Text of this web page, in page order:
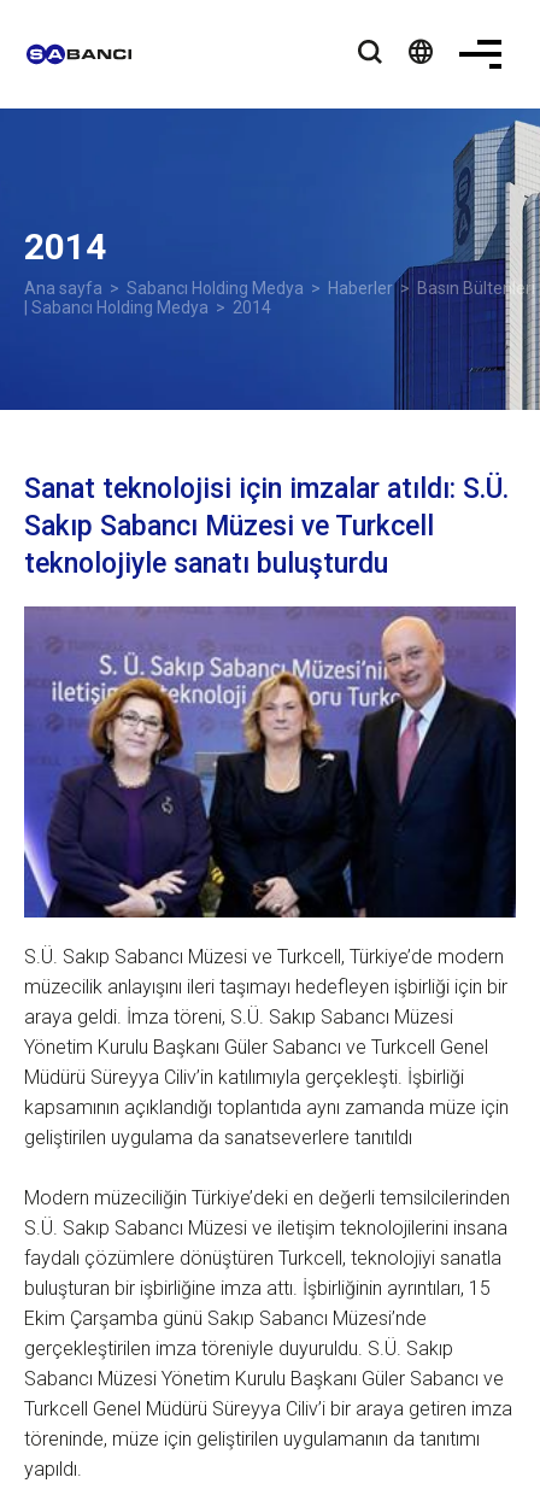
language
2014
Ana sayfa > Sabancı Holding Medya > Haberler> Basın Bültenleri
| Sabancı Holding Medya > 2014
Sanat teknolojisi için imzalar atıldı: S.Ü.
Sakıp Sabancı Müzesi ve Turkcell
teknolojiyle sanatı buluşturdu
S.Ü. Sakıp Sabancı Müzesi ve Turkcell, Türkiye’de modern
müzecilik anlayışını ileri taşımayı hedefleyen işbirliği için bir
araya geldi. İmza töreni, S.Ü. Sakıp Sabancı Müzesi
Yönetim Kurulu Başkanı Güler Sabancı ve Turkcell Genel
Müdürü Süreyya Ciliv’in katılımıyla gerçekleşti. İşbirliği
kapsamının açıklandığı toplantıda aynı zamanda müze için
geliştirilen uygulama da sanatseverlere tanıtıldı
Modern müzeciliğin Türkiye’deki en değerli temsilcilerinden
S.Ü. Sakıp Sabancı Müzesi ve iletişim teknolojilerini insana
faydalı çözümlere dönüştüren Turkcell, teknolojiyi sanatla
buluşturan bir işbirliğine imza attı. İşbirliğinin ayrıntıları, 15
Ekim Çarşamba günü Sakıp Sabancı Müzesi’nde
gerçekleştirilen imza töreniyle duyuruldu. S.Ü. Sakıp
Sabancı Müzesi Yönetim Kurulu Başkanı Güler Sabancı ve
Turkcell Genel Müdürü Süreyya Ciliv’i bir araya getiren imza
töreninde, müze için geliştirilen uygulamanın da tanıtımı
yapıldı.